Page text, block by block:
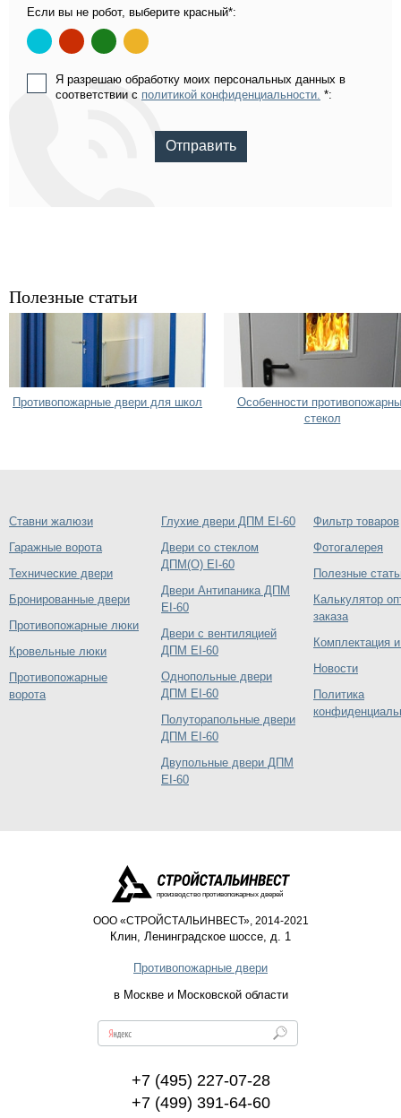
Если вы не робот, выберите красный*:
Я разрешаю обработку моих персональных данных в
соответствии с политикой конфиденциальности. *:
Отправить
Полезные статьи
Противопожарные двери для школ
Особенности
стекол
Ставни жалюзи
Гаражные ворота
Технические двери
Бронированные двери
Противопожарные люки
Кровельные люки
Противопожарные
ворота
Глухие двери ДПМ EI-60
Двери со стеклом
ДПМ(О) EI-60
Двери Антипаника ДПМ
EI-60
Двери с вентиляцией
ДПМ EI-60
Однопольные двери
ДПМ EI-60
Полуторапольные двери
ДПМ EI-60
Двупольные двери ДПМ
EI-60
Фильтр товаров
Фотогалерея
Полезные
Калькулятор
заказа
Комплектация
Новости
Политика
производство противопожарных дверей
ООО «СТРОЙСТАЛЬИНВЕСТ», 2014-2021
Клин, Ленинградское шоссе, д. 1
Противопожарные двери
в Москве и Московской области
+7 (495) 227-07-28
+7 (499) 391-64-60